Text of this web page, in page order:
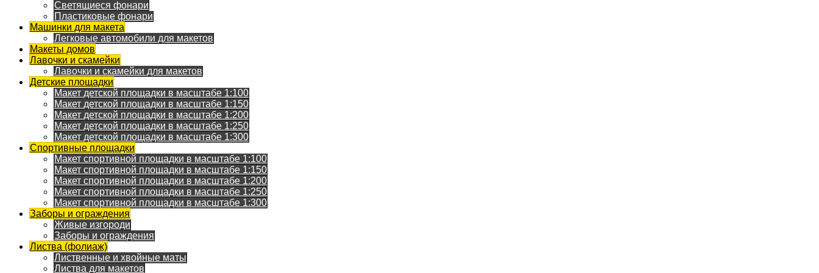
Светящиеся фонари
Пластиковые фонари
Машинки для макета
Легковые автомобили для макетов
Макеты домов
Лавочки и скамейки
Лавочки и скамейки для макетов
Детские площадки
Макет детской площадки в масштабе 1:100
Макет детской площадки в масштабе 1:150
Макет детской площадки в масштабе 1:200
Макет детской площадки в масштабе 1:250
Макет детской площадки в масштабе 1:300
Спортивные площадки
Макет спортивной площадки в масштабе 1:100
Макет спортивной площадки в масштабе 1:150
Макет спортивной площадки в масштабе 1:200
Макет спортивной площадки в масштабе 1:250
Макет спортивной площадки в масштабе 1:300
Заборы и ограждения
Живые изгороди
Заборы и ограждения
Листва (фолиаж)
Лиственные и хвойные маты
Листва для макетов